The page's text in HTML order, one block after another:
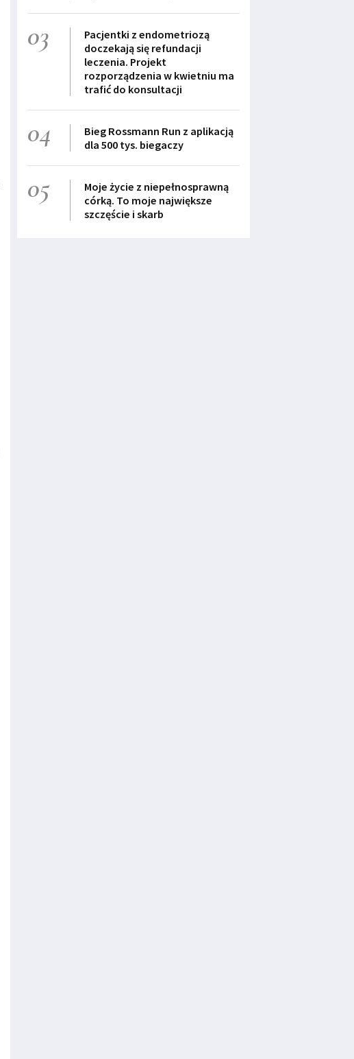
03
Pacjentki z endometriozą
doczekają się refundacji
leczenia. Projekt
rozporządzenia w kwietniu ma
trafić do konsultacji
04
Bieg Rossmann Run z aplikacją
dla 500 tys. biegaczy
05
Moje życie z niepełnosprawną
córką. To moje największe
szczęście i skarb